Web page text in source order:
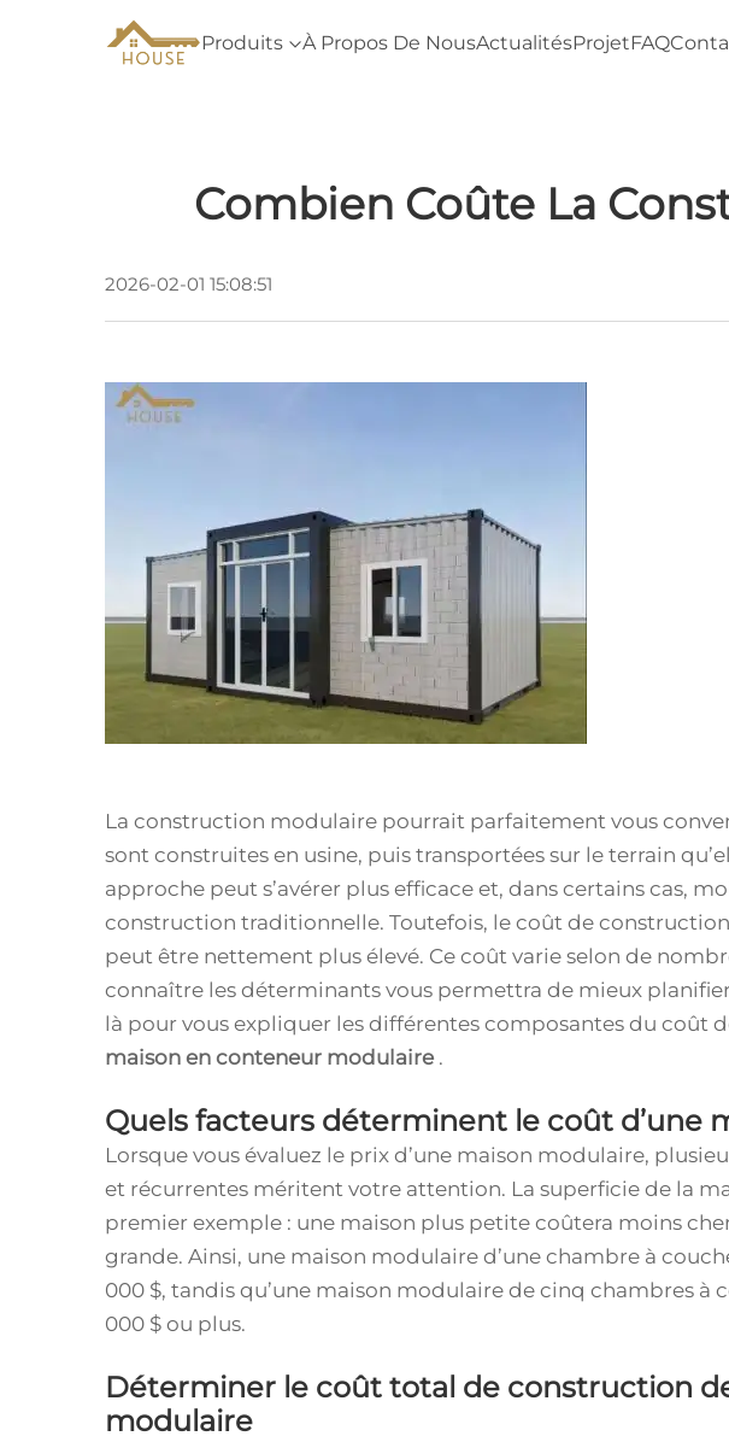
Produits À Propos De NousActualitésProjetFAQ
Combien Coûte La
2026-02-01 15:08:51
La construction modulaire pourrait parfaitement vous
sont construites en usine, puis transportées sur le terrain
approche peut s’avérer plus efficace et, dans certains cas,
construction traditionnelle. Toutefois, le coût de
peut être nettement plus élevé. Ce coût varie selon de
connaître les déterminants vous permettra de mieux
là pour vous expliquer les différentes composantes du coût
maison en conteneur modulaire .
Quels facteurs déterminent le coût d’une
Lorsque vous évaluez le prix d’une maison modulaire,
et récurrentes méritent votre attention. La superficie de la
premier exemple : une maison plus petite coûtera moins
grande. Ainsi, une maison modulaire d’une chambre à
000 $, tandis qu’une maison modulaire de cinq chambres à
000 $ ou plus.
Déterminer le coût total de construction
modulaire